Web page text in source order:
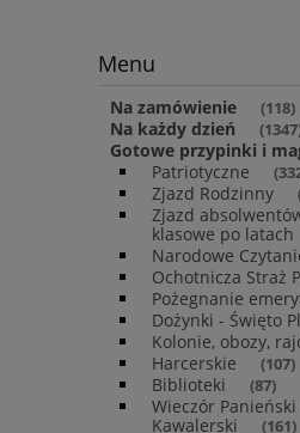
Menu
Na zamówienie (118)
Na każdy dzień
Gotowe przypinki i
Patriotyczne
Zjazd Rodzinny
Zjazd
klasowe po latach
Narodowe
Ochotnicza Straż
Pożegnanie
Dożynki - Święto
Kolonie, obozy,
Harcerskie (107)
Biblioteki (87)
Wieczór Panieński
Kawalerski
(161)